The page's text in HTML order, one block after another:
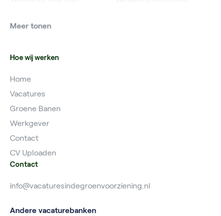
Vacatures Planner
Meer tonen
Hoe wij werken
Home
Vacatures
Groene Banen
Werkgever
Contact
CV Uploaden
Contact
info@vacaturesindegroenvoorziening.nl
Andere vacaturebanken